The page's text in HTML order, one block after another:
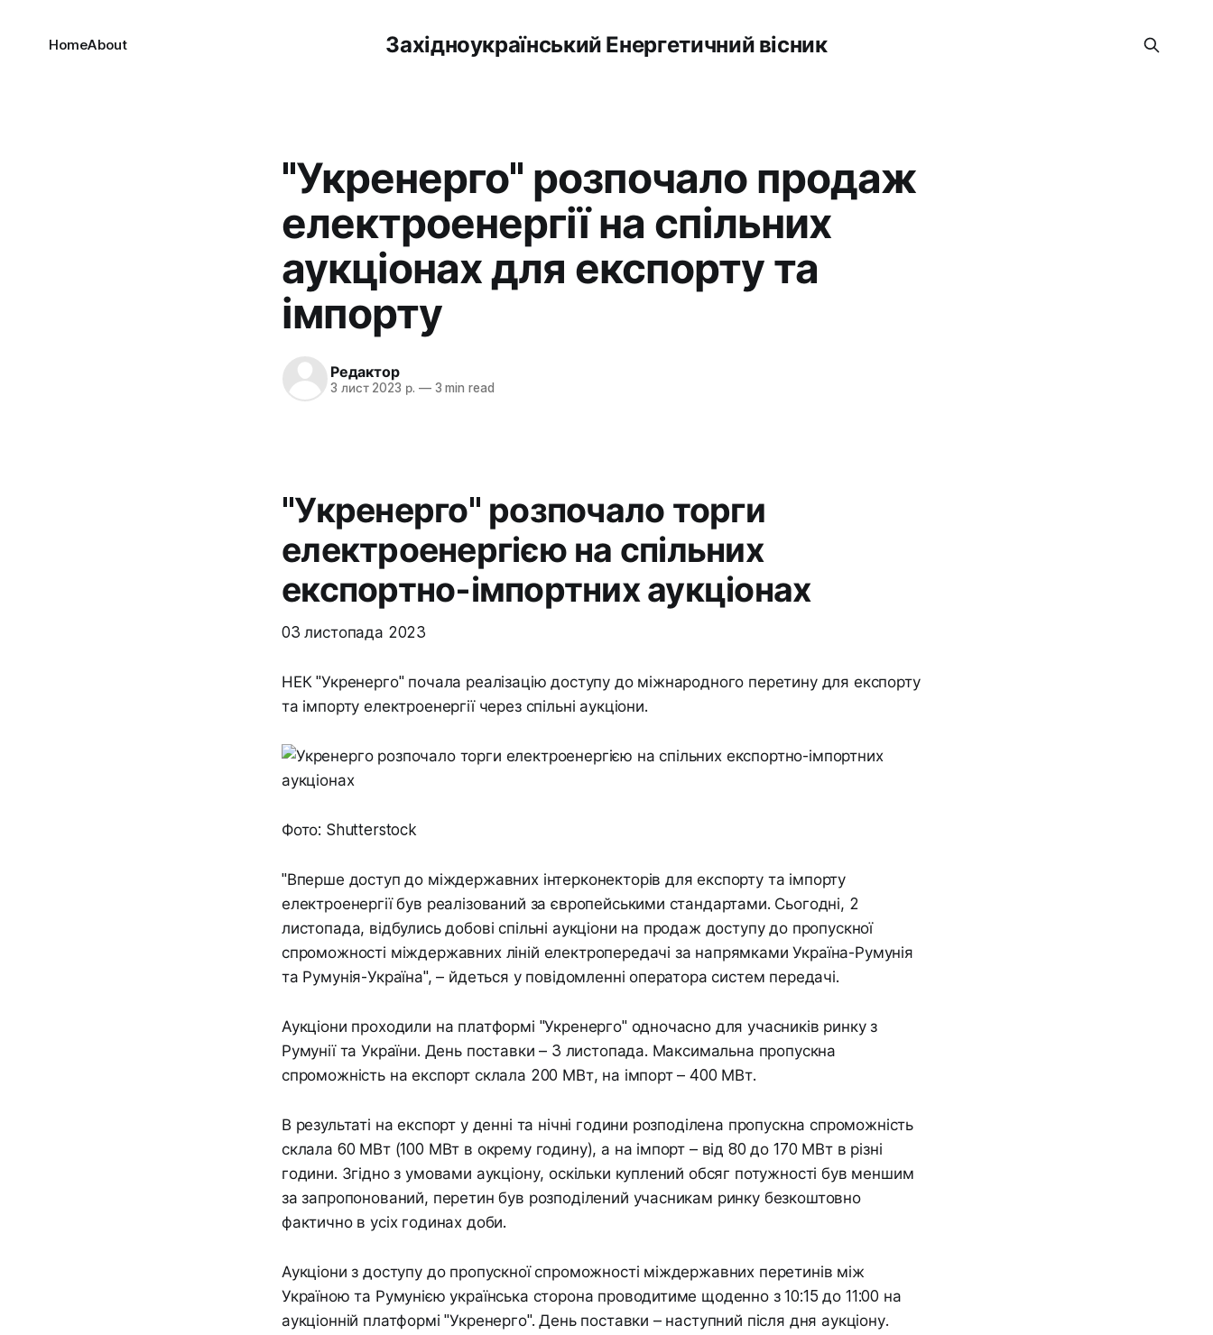
Західноукраїнський Енергетичний вісник
HomeAbout
"Укренерго" розпочало продаж
електроенергії на спільних
аукціонах для експорту та
імпорту
Редактор
3 лист 2023 р. —3 min read
"Укренерго" розпочало торги
електроенергією на спільних
експортно-імпортних аукціонах
03 листопада 2023
НЕК "Укренерго" почала реалізацію доступу до міжнародного перетину для експорту
та імпорту електроенергії через спільні аукціони.
Фото: Shutterstock
"Вперше доступ до міждержавних інтерконекторів для експорту та імпорту
електроенергії був реалізований за європейськими стандартами. Сьогодні, 2
листопада, відбулись добові спільні аукціони на продаж доступу до пропускної
спроможності міждержавних ліній електропередачі за напрямками Україна-Румунія
та Румунія-Україна", – йдеться у повідомленні оператора систем передачі.
Аукціони проходили на платформі "Укренерго" одночасно для учасників ринку з
Румунії та України. День поставки – 3 листопада. Максимальна пропускна
спроможність на експорт склала 200 МВт, на імпорт – 400 МВт.
В результаті на експорт у денні та нічні години розподілена пропускна спроможність
склала 60 МВт (100 МВт в окрему годину), а на імпорт – від 80 до 170 МВт в різні
години. Згідно з умовами аукціону, оскільки куплений обсяг потужності був меншим
за запропонований, перетин був розподілений учасникам ринку безкоштовно
фактично в усіх годинах доби.
Аукціони з доступу до пропускної спроможності міждержавних перетинів між
Україною та Румунією українська сторона проводитиме щоденно з 10:15 до 11:00 на
аукціонній платформі "Укренерго". День поставки – наступний після дня аукціону.